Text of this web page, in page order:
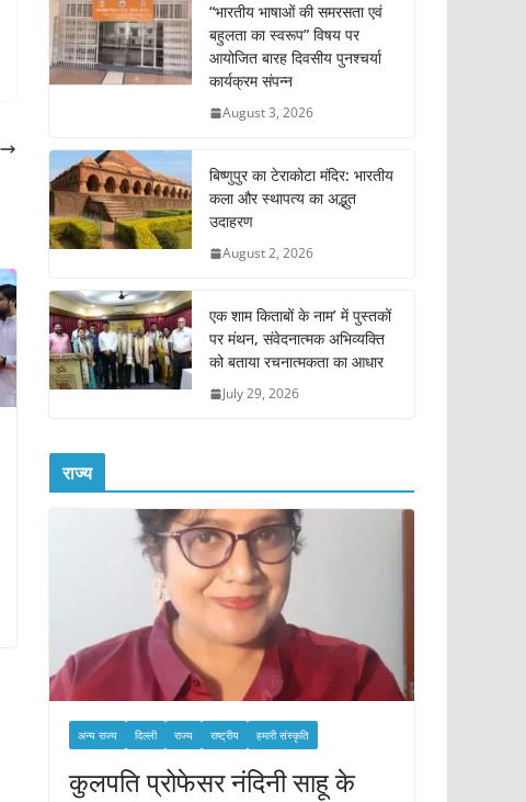
“भारतीय भाषाओं की समरसता एवं
बहुलता का स्वरूप” विषय पर
आयोजित बारह दिवसीय पुनश्चर्या
कार्यक्रम संपन्न
August 3, 2026
बिष्णुपुर का टेराकोटा मंदिर: भारतीय
कला और स्थापत्य का अद्भुत
उदाहरण
August 2, 2026
एक शाम किताबों के नाम’ में पुस्तकों
पर मंथन, संवेदनात्मक अभिव्यक्ति
को बताया रचनात्मकता का आधार
July 29, 2026
राज्य
अन्य राज्य दिल्ली राज्य राष्ट्रीय हमारी संस्कृति
कुलपति प्रोफेसर नंदिनी साहू के